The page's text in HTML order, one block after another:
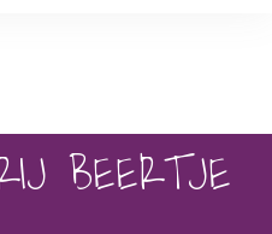
BEERTJE